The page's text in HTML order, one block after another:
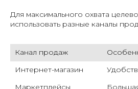
Для максимального охвата
использовать разные каналы
Канал продаж
Интернет-магазин
Маркетплейсы